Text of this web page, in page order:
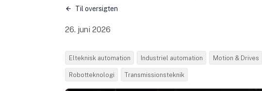
Til oversigten
26. juni 2026
Elteknisk automation Industriel automation Motion & Drives
Robotteknologi Transmissionsteknik